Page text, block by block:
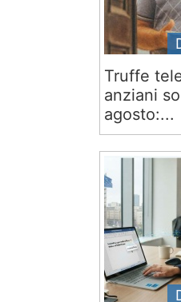
Truffe
anziani
agosto:...